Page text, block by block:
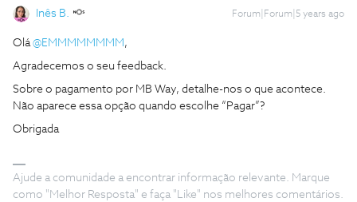
Inês B. Forum|Forum|5 years ago
Olá@EMMMMMMMM ,
Agradecemos o seu feedback.
Sobre o pagamento por MB Way, detalhe-nos o que acontece.
Não aparece essa opção quando escolhe “Pagar”?
Obrigada
Ajude a comunidade a encontrar informação relevante. Marque
como "Melhor Resposta" e faça "Like" nos melhores comentários.